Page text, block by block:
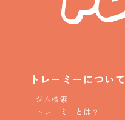
トレーミーについて
ジム検索
トレーミーとは？